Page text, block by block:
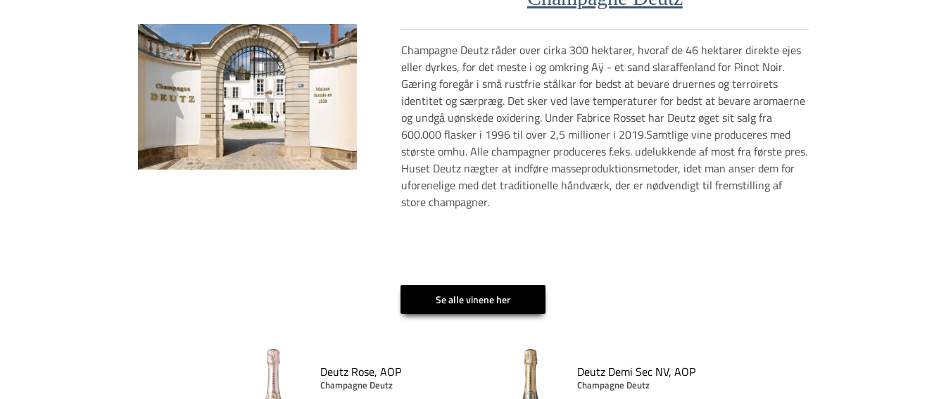
Champagne Deutz råder over cirka 300 hektarer, hvoraf de 46 hektarer direkte ejes
eller dyrkes, for det meste i og omkring Aÿ - et sand slaraffenland for Pinot Noir.
Gæring foregår i små rustfrie stålkar for bedst at bevare druernes og terroirets
identitet og særpræg. Det sker ved lave temperaturer for bedst at bevare aromaerne
og undgå uønskede oxidering. Under Fabrice Rosset har Deutz øget sit salg fra
600.000 flasker i 1996 til over 2,5 millioner i 2019.Samtlige vine produceres med
største omhu. Alle champagner produceres f.eks. udelukkende af most fra første pres.
Huset Deutz nægter at indføre masseproduktionsmetoder, idet man anser dem for
uforenelige med det traditionelle håndværk, der er nødvendigt til fremstilling af
store champagner.
Se alle vinene her
Deutz Rose, AOP
Champagne Deutz
Deutz Demi Sec NV, AOP
Champagne Deutz